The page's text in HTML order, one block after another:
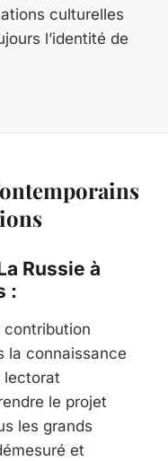
culturelles
l’identité de
Russie à
:
contribution
la connaissance
lectorat
le projet
les grands
et